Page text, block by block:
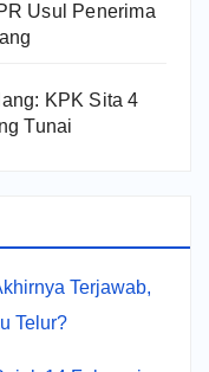
Usul Penerima
KPK Sita 4
Tunai
Terjawab,
Telur?